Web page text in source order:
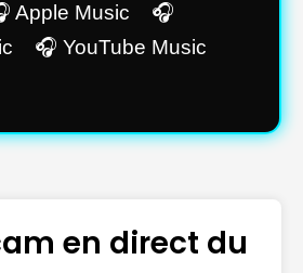
Apple Music 🎧
🎧 YouTube Music
en direct du